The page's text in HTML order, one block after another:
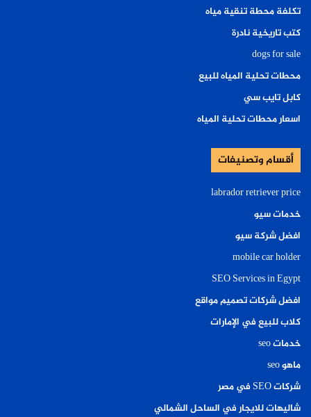
تكلفة محطة تنقية مياه
كتب تاريخية نادرة
dogs for sale
محطات تحلية المياه للبيع
كابل تايب سي
اسعار محطات تحلية المياه
أقسام وتصنيفات
labrador retriever price
خدمات سيو
افضل شركة سيو
mobile car holder
SEO Services in Egypt
افضل شركات تصميم مواقع
كلاب للبيع في الإمارات
خدمات seo
ماهو seo
شركات SEO في مصر
شاليهات للايجار في الساحل الشمالي